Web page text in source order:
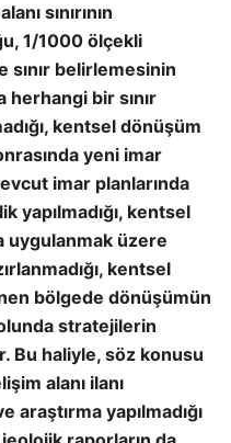
sınırının
1/1000 ölçekli
sınır belirlemesinin
herhangi bir sınır
kentsel dönüşüm
yeni imar
imar planlarında
yapılmadığı, kentsel
uygulanmak üzere
kentsel
bölgede dönüşümün
stratejilerin
Bu haliyle, söz konusu
alanı ilanı
yapılmadığı